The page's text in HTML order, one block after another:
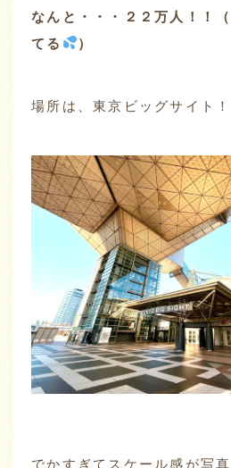
なんと・・・２２万人！！
てる
）
場所は、東京ビッグサイト！
でかすぎてスケール感が写